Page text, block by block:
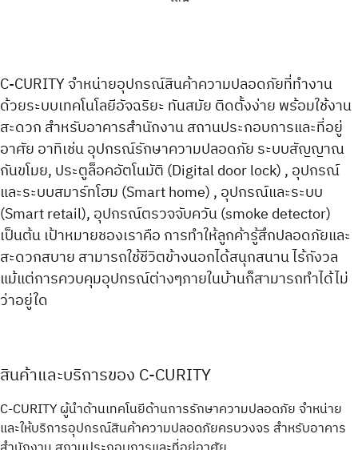
C-CURITY จำหน่ายอุปกรณ์สินค้าความปลอดภัยที่ทำงาน
ด้วยระบบเทคโนโลยีอัจฉริยะ ทันสมัย ติดตั้งง่าย พร้อมใช้งาน
สะดวก สำหรับอาคารสำนักงาน สถานประกอบการและที่อยู่
อาศัย อาทิเช่น อุปกรณ์รักษาความปลอดภัย ระบบสัญญาณ
กันขโมย, ประตูล็อคอัตโนมัติ (Digital door lock) , อุปกรณ์
และระบบสมาร์ทโฮม (Smart home) , อุปกรณ์และระบบ
(Smart retail), อุปกรณ์ตรวจจับควัน (smoke detector)
เป็นต้น เป้าหมายชองเราคือ การทำให้ลูกค้ารู้สึกปลอดภัยและ
สะดวกสบาย สามารถใช้ชีวิตข้างนอกได้สนุกสนาน ไร้กังวล
แม้แต่การควบคุมอุปกรณ์ต่างๆภายในบ้านก็สามารถทำได้ไม่
ว่าอยู่ใด
สินค้าและบริการของ C-CURITY
C-CURITY ผู้นำด้านเทคโนยีด้านการรักษาความปลอดภัย จำหน่าย
และให้บริการอุปกรณ์สินค้าความปลอดภัยครบวงจร สำหรับอาคาร